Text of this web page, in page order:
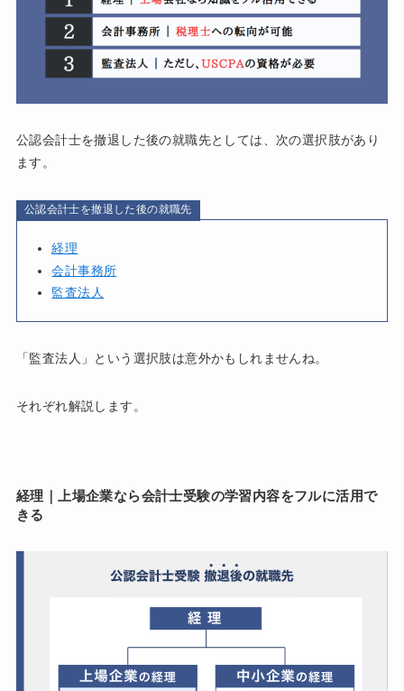
公認会計士を撤退した後の就職先としては、次の選択肢があり
ます。
公認会計士を撤退した後の就職先
経理
会計事務所
監査法人
「監査法人」という選択肢は意外かもしれませんね。
それぞれ解説します。
経理｜上場企業なら会計士受験の学習内容をフルに活用で
きる